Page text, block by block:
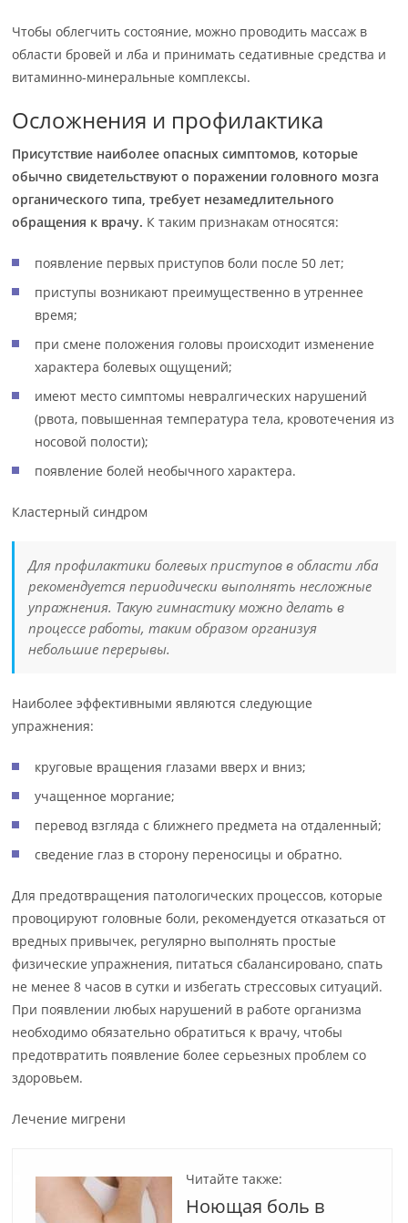
Чтобы облегчить состояние, можно проводить массаж в
области бровей и лба и принимать седативные средства и
витаминно-минеральные комплексы.
Осложнения и профилактика
Присутствие наиболее опасных симптомов, которые
обычно свидетельствуют о поражении головного мозга
органического типа, требует незамедлительного
обращения к врачу. К таким признакам относятся:
появление первых приступов боли после 50 лет;
приступы возникают преимущественно в утреннее
время;
при смене положения головы происходит изменение
характера болевых ощущений;
имеют место симптомы невралгических нарушений
(рвота, повышенная температура тела, кровотечения из
носовой полости);
появление болей необычного характера.
Кластерный синдром
Для профилактики болевых приступов в области лба
рекомендуется периодически выполнять несложные
упражнения. Такую гимнастику можно делать в
процессе работы, таким образом организуя
небольшие перерывы.
Наиболее эффективными являются следующие
упражнения:
круговые вращения глазами вверх и вниз;
учащенное моргание;
перевод взгляда с ближнего предмета на отдаленный;
сведение глаз в сторону переносицы и обратно.
Для предотвращения патологических процессов, которые
провоцируют головные боли, рекомендуется отказаться от
вредных привычек, регулярно выполнять простые
физические упражнения, питаться сбалансировано, спать
не менее 8 часов в сутки и избегать стрессовых ситуаций.
При появлении любых нарушений в работе организма
необходимо обязательно обратиться к врачу, чтобы
предотвратить появление более серьезных проблем со
здоровьем.
Лечение мигрени
Читайте также:
Ноющая боль в